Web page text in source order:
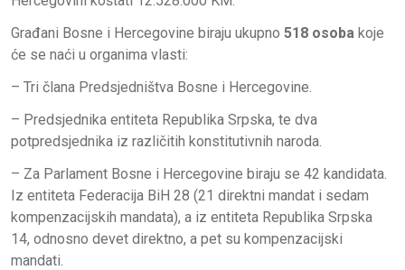
Građani Bosne i Hercegovine biraju ukupno 518 osoba koje
će se naći u organima vlasti:
– Tri člana Predsjedništva Bosne i Hercegovine.
– Predsjednika entiteta Republika Srpska, te dva
potpredsjednika iz različitih konstitutivnih naroda.
– Za Parlament Bosne i Hercegovine biraju se 42 kandidata.
Iz entiteta Federacija BiH 28 (21 direktni mandat i sedam
kompenzacijskih mandata), a iz entiteta Republika Srpska
14, odnosno devet direktno, a pet su kompenzacijski
mandati.